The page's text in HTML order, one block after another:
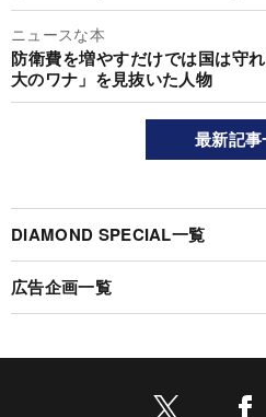
ニュースな本
防衛費を増やすだけでは国は守
大のワナ」を見抜いた人物
最新記
DIAMOND SPECIAL一覧
広告企画一覧